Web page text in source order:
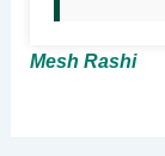
Mesh Rashi